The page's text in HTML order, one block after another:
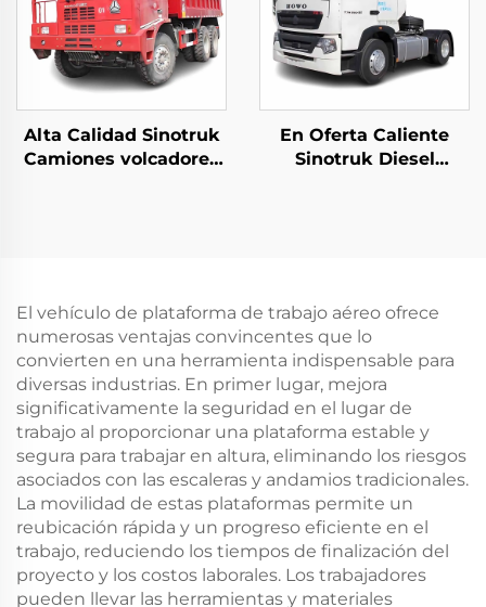
Alta Calidad Sinotruk
Camiones volcadores
subterráneos Para la
venta
En Oferta Caliente
Sinotruk Diesel
El vehículo de plataforma de trabajo aéreo ofrece
numerosas ventajas convincentes que lo
convierten en una herramienta indispensable para
diversas industrias. En primer lugar, mejora
significativamente la seguridad en el lugar de
trabajo al proporcionar una plataforma estable y
segura para trabajar en altura, eliminando los riesgos
asociados con las escaleras y andamios tradicionales.
La movilidad de estas plataformas permite un
reubicación rápida y un progreso eficiente en el
trabajo, reduciendo los tiempos de finalización del
proyecto y los costos laborales. Los trabajadores
pueden llevar las herramientas y materiales